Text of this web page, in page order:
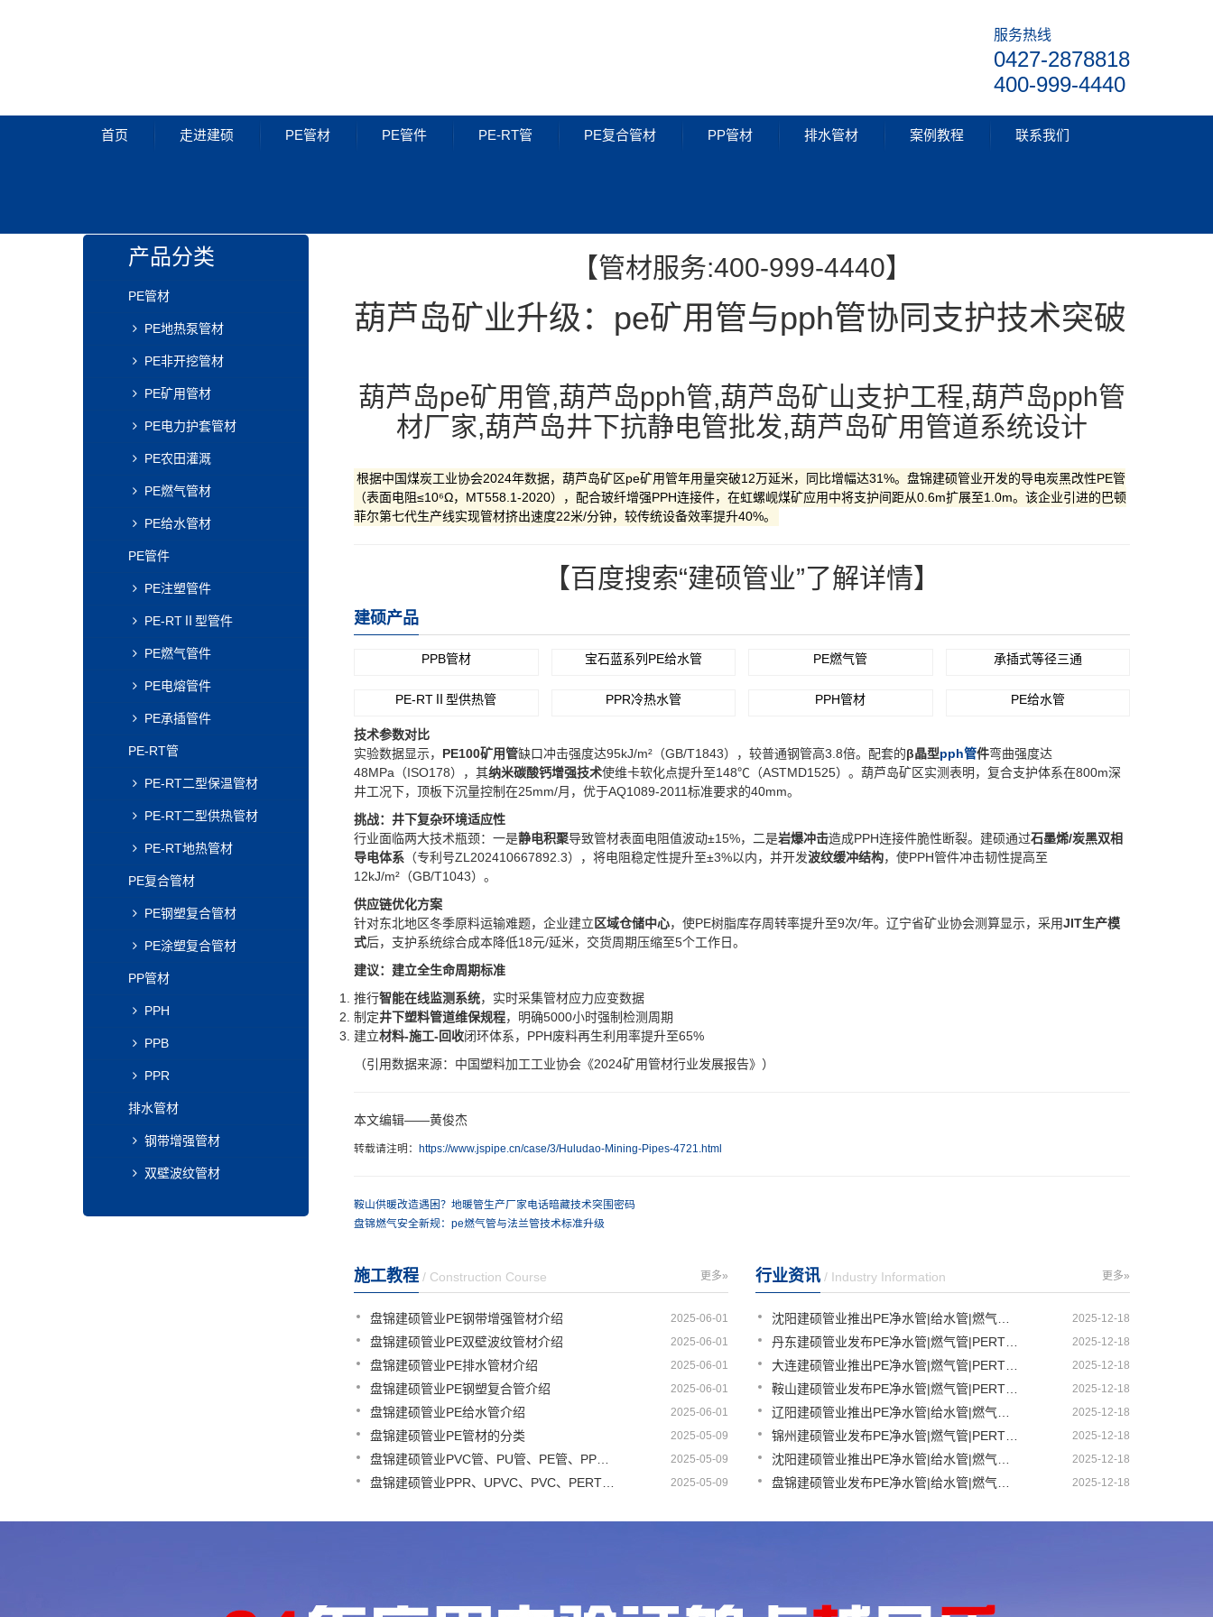
服务热线
0427-2878818
400-999-4440
首页 走进建硕 PE管材 PE管件 PE-RT管 PE复合管材 PP管材 排水管材 案例教程 联系我们
【管材服务:400-999-4440】
葫芦岛矿业升级：pe矿用管与pph管协同支护技术突破
葫芦岛pe矿用管,葫芦岛pph管,葫芦岛矿山支护工程,葫芦岛pph管
材厂家,葫芦岛井下抗静电管批发,葫芦岛矿用管道系统设计
根据中国煤炭工业协会2024年数据，葫芦岛矿区​​pe矿用管​​年用量突破12万延米，同比增幅达31%。盘锦建硕管业开发的​​导电炭黑改性PE管​​
（表面电阻≤10⁶Ω，MT558.1-2020），配合​​玻纤增强PPH连接件​​，在虹螺岘煤矿应用中将支护间距从0.6m扩展至1.0m。该企业引进的​​巴顿
菲尔第七代生产线​​实现管材挤出速度22米/分钟，较传统设备效率提升40%。
【百度搜索“建硕管业”了解详情】
建硕产品
PPB管材 宝石蓝系列PE给水管 PE燃气管 承插式等径三通
PE-RTⅡ型供热管 PPR冷热水管 PPH管材 PE给水管
技术参数对比​
实验数据显示，​ ​PE100矿用管​​缺口冲击强度达95kJ/m²（GB/T1843），较普通钢管高3.8倍。配套的​​β晶型pph管件​​弯曲强度达
48MPa（ISO178），其​​纳米碳酸钙增强技术​​使维卡软化点提升至148℃（ASTMD1525）。葫芦岛矿区实测表明，复合支护体系在800m深
井工况下，顶板下沉量控制在25mm/月，优于AQ1089-2011标准要求的40mm。
​挑战：井下复杂环境适应性​
行业面临两大技术瓶颈：一是​​静电积聚​​导致管材表面电阻值波动±15%，二是​​岩爆冲击​​造成PPH连接件脆性断裂。建硕通过​​石墨烯/炭黑双相
导电体系​ ​（专利号ZL202410667892.3），将电阻稳定性提升至±3%以内，并开发​​波纹缓冲结构​​，使PPH管件冲击韧性提高至
12kJ/m²（GB/T1043）。
​供应链优化方案​
针对东北地区冬季原料运输难题，企业建立​ ​区域仓储中心​​，使PE树脂库存周转率提升至9次/年。辽宁省矿业协会测算显示，采用​​JIT生产模
式​​后，支护系统综合成本降低18元/延米，交货周期压缩至5个工作日。
​建议：建立全生命周期标准​
推行​​智能在线监测系统​​，实时采集管材应力应变数据
制定​​井下塑料管道维保规程​​，明确5000小时强制检测周期
建立​​材料-施工-回收​​闭环体系，PPH废料再生利用率提升至65%
（引用数据来源：中国塑料加工工业协会《2024矿用管材行业发展报告》）
本文编辑——黄俊杰
转载请注明： https://www.jspipe.cn/case/3/Huludao-Mining-Pipes-4721.html
鞍山供暖改造遇困？地暖管生产厂家电话暗藏技术突围密码
盘锦燃气安全新规：pe燃气管与法兰管技术标准升级
更多»
施工教程 / Construction Course
2025-06-01
盘锦建硕管业PE钢带增强管材介绍
2025-06-01
盘锦建硕管业PE双壁波纹管材介绍
2025-06-01
盘锦建硕管业PE排水管材介绍
2025-06-01
盘锦建硕管业PE钢塑复合管介绍
2025-06-01
盘锦建硕管业PE给水管介绍
2025-05-09
盘锦建硕管业PE管材的分类
2025-05-09
2025-05-09
更多»
行业资讯 / Industry Information
2025-12-18
2025-12-18
2025-12-18
2025-12-18
2025-12-18
2025-12-18
2025-12-18
2025-12-18
产品分类
PE管材
PE地热泵管材
PE非开挖管材
PE矿用管材
PE电力护套管材
PE农田灌溉
PE燃气管材
PE给水管材
PE管件
PE注塑管件
PE-RTⅡ型管件
PE燃气管件
PE电熔管件
PE承插管件
PE-RT管
PE-RT二型保温管材
PE-RT二型供热管材
PE-RT地热管材
PE复合管材
PE钢塑复合管材
PE涂塑复合管材
PP管材
PPH
PPB
PPR
排水管材
钢带增强管材
双壁波纹管材